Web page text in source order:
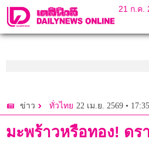
21 ก.ค.
ข่าว ทั่วไทย 22 เม.ย. 2569 •
มะพร้าวหรือทอง! ดร